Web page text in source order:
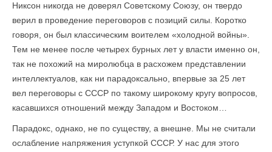
Никсон никогда не доверял Советскому Союзу, он твердо
верил в проведение переговоров с позиций силы. Коротко
говоря, он был классическим воителем «холодной войны».
Тем не менее после четырех бурных лет у власти именно он,
так не похожий на миролюбца в расхожем представлении
интеллектуалов, как ни парадоксально, впервые за 25 лет
вел переговоры с СССР по такому широкому кругу вопросов,
касавшихся отношений между Западом и Востоком…
Парадокс, однако, не по существу, а внешне. Мы не считали
ослабление напряжения уступкой СССР. У нас для этого